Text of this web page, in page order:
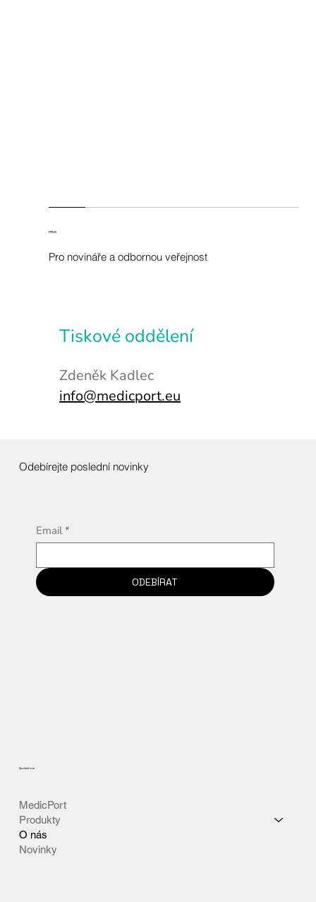
PRESS
Pro novináře a odbornou veřejnost
Tiskové oddělení
Zdeněk Kadlec
info@medicport.eu
Odebírejte poslední novinky
Email *
ODEBÍRAT
MedicPort
Produkty
O nás
Novinky
Společnost